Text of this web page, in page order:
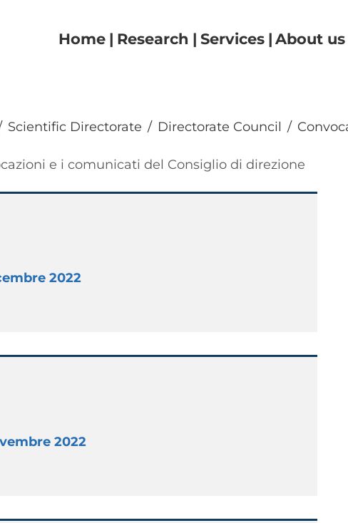
Navigazione principale
Home Research Services About us
Scientific Directorate Directorate Council
e i comunicati del Consiglio di direzione
2022
2022